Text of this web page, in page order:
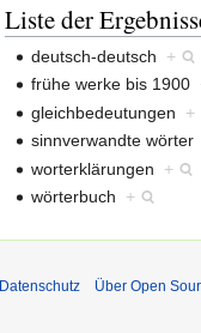
Liste der
deutsch-deutsch +
frühe werke bis 1900
gleichbedeutungen +
sinnverwandte wörter
worterklärungen +
wörterbuch +
Datenschutz Über Open